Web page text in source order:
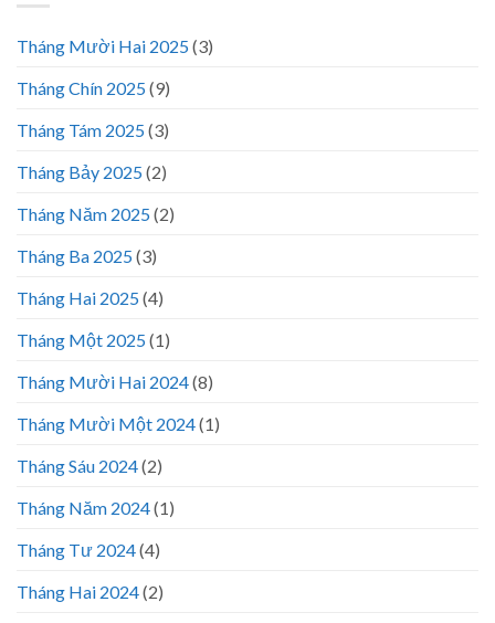
Tháng Mười Hai 2025(3)
Tháng Chín 2025(9)
Tháng Tám 2025(3)
Tháng Bảy 2025(2)
Tháng Năm 2025(2)
Tháng Ba 2025(3)
Tháng Hai 2025(4)
Tháng Một 2025(1)
Tháng Mười Hai 2024(8)
Tháng Mười Một 2024(1)
Tháng Sáu 2024(2)
Tháng Năm 2024(1)
Tháng Tư 2024(4)
Tháng Hai 2024(2)